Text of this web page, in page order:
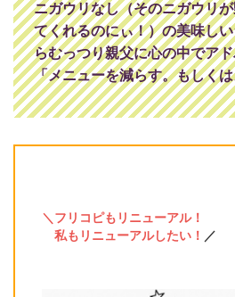
ニガウリなし（そのニガウリ
てくれるのにぃ！）の美味し
らむっつり親父に心の中でア
「メニューを減らす。もしく
＼フリコピもリニューアル！
私もリニューアルしたい！ ／